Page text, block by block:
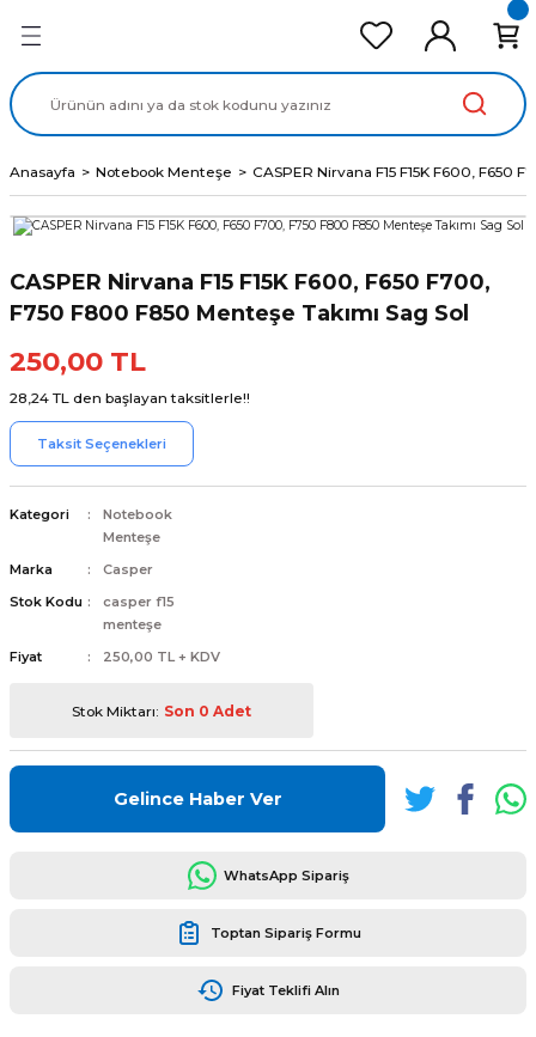
Ekran Panel
Data Kablo
Anasayfa Notebook Menteşe CASPER Nirvana F15 F15K F600, F650
CASPER Nirvana F15 F15K F600, F650 F700,
F750 F800 F850 Menteşe Takımı Sag Sol
250,00 TL
28,24 TL den başlayan taksitlerle!!
Taksit Seçenekleri
Kategori
Notebook
Menteşe
Marka
Casper
Stok Kodu
casper f15
menteşe
Fiyat
250,00 TL + KDV
Stok Miktarı: Son 0 Adet
Gelince Haber Ver
WhatsApp Sipariş
Toptan Sipariş Formu
Fiyat Teklifi Alın